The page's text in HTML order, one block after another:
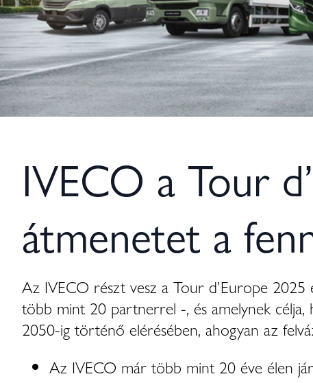
IVECO a Tour
átmenetet a
Az IVECO részt vesz a Tour d’Europe
több mint 20 partnerrel -, és amelynek célja,
2050-ig történő elérésében, ahogyan az
Az IVECO már több mint 20 éve élen